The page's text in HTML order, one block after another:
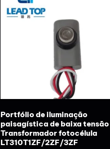
Portfólio de iluminação
paisagística de baixa tensão
Transformador fotocélula
LT310T1ZF/2ZF/3ZF